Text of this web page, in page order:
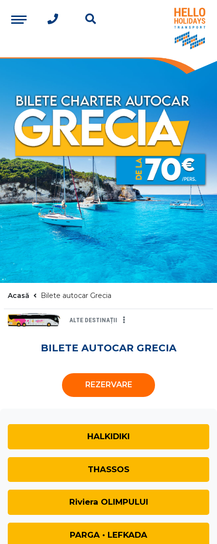
Acasă Bilete autocar Grecia
ALTE DESTINAȚII
BILETE AUTOCAR GRECIA
REZERVARE
HALKIDIKI
THASSOS
Riviera OLIMPULUI
PARGA • LEFKADA